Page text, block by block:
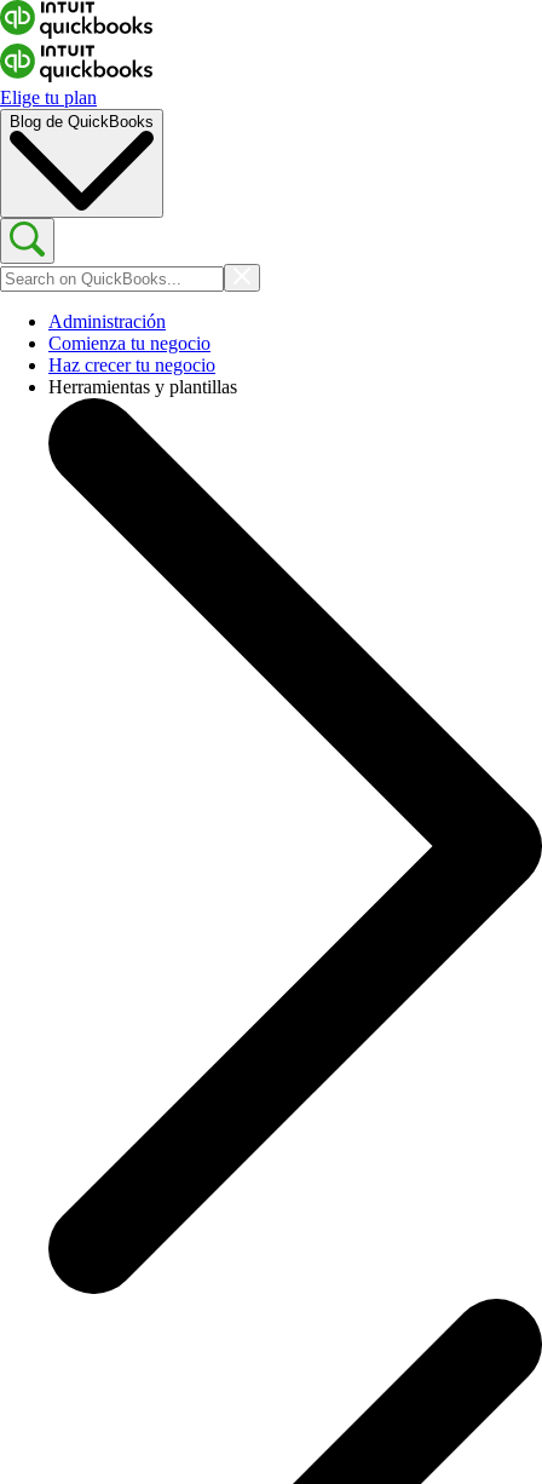
Elige tu plan
Blog de QuickBooks
Administración
Comienza tu negocio
Haz crecer tu negocio
Herramientas y plantillas